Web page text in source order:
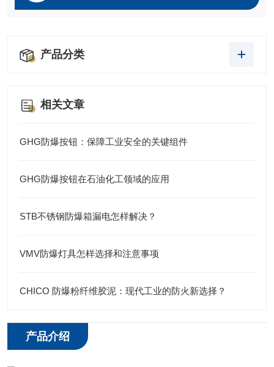
产品分类
相关文章
GHG防爆按钮：保障工业安全的关键组件
GHG防爆按钮在石油化工领域的应用
STB不锈钢防爆箱漏电怎样解决？
VMV防爆灯具怎样选择和注意事项
CHICO 防爆粉纤维胶泥：现代工业的防火新选择？
产品介绍